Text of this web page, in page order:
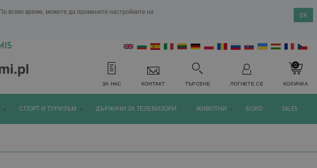
всяко време, можете да промените настройките на
OK
ЗА НАС КОНТАКТ ТЪРСЕНЕ ЛОГНЕТЕ СЕ КОЛИЧКА
0
СПОРТ И ТУРИЗЪМ ДЪРЖАЧИ ЗА ТЕЛЕВИЗОРИ ЖИВОТНИ БОХО SALES